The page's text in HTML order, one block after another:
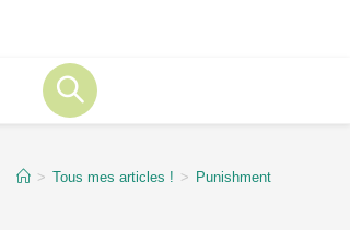
> Tous mes articles ! > Punishment